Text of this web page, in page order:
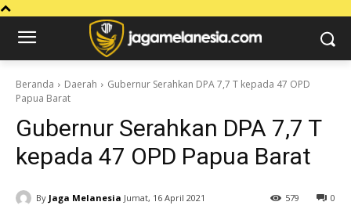
Beranda Daerah
Gubernur Serahkan DPA 7,7 T kepada 47 OPD
Papua Barat
Gubernur Serahkan DPA 7,7 T
kepada 47 OPD Papua Barat
By Jaga Melanesia Jumat, 16 April 2021 0
579